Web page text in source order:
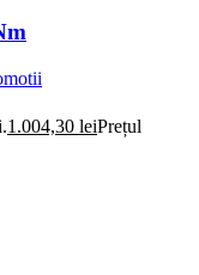
1.004,30 leiPrețul